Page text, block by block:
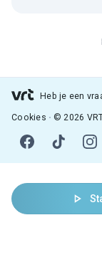
Heb je een
Cookies © 2026